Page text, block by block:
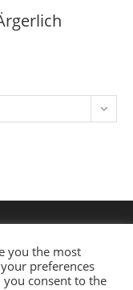
you the most
preferences
you consent to the